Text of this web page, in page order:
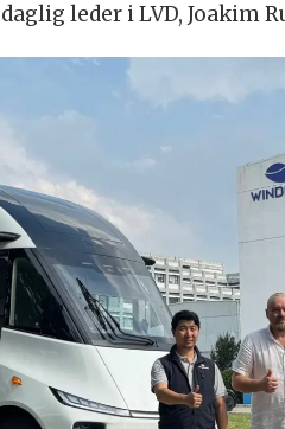
leder i LVD, Joakim